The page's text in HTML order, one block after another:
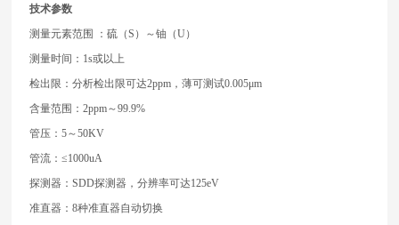
技术参数
测量元素范围 ：硫（S）～铀（U）
测量时间：1s或以上
检出限：分析检出限可达2ppm，薄可测试0.005μm
含量范围：2ppm～99.9%
管压：5～50KV
管流：≤1000uA
探测器：SDD探测器，分辨率可达125eV
准直器：8种准直器自动切换